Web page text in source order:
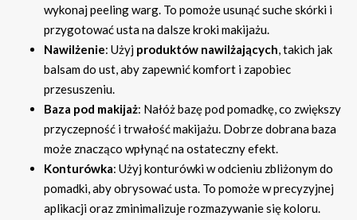
wykonaj peeling warg. To pomoże usunąć suche skórki i
przygotować usta na dalsze kroki makijażu.
Nawilżenie: Użyj produktów nawilżających, takich jak
balsam do ust, aby zapewnić komfort i zapobiec
przesuszeniu.
Baza pod makijaż: Nałóż bazę pod pomadkę, co zwiększy
przyczepność i trwałość makijażu. Dobrze dobrana baza
może znacząco wpłynąć na ostateczny efekt.
Konturówka: Użyj konturówki w odcieniu zbliżonym do
pomadki, aby obrysować usta. To pomoże w precyzyjnej
aplikacji oraz zminimalizuje rozmazywanie się koloru.